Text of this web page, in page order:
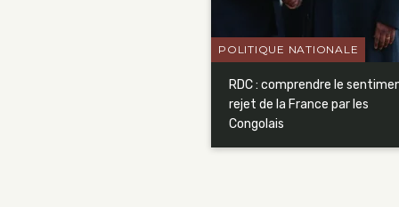
RDC : comprendre le
rejet de la France par les
Congolais
POLITIQUE NATIONALE